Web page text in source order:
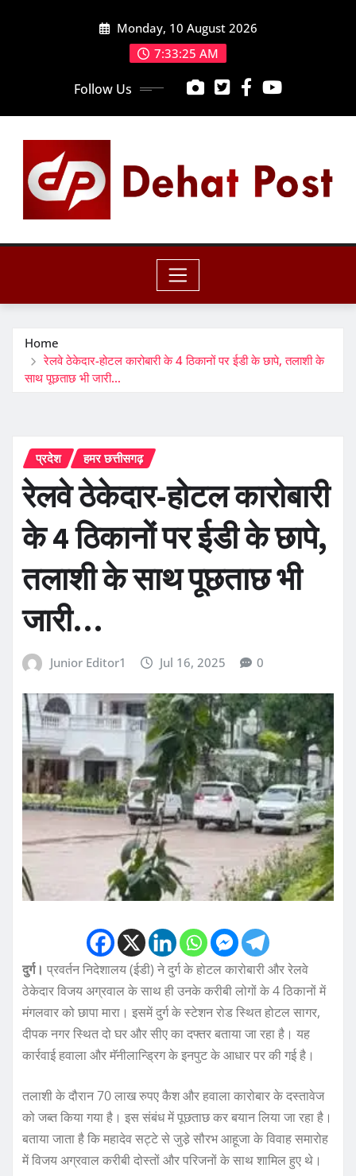
Monday, 10 August 2026
7:33:27 AM
Follow Us
Home
रेलवे ठेकेदार-होटल कारोबारी के 4 ठिकानों पर ईडी के छापे, तलाशी के
साथ पूछताछ भी जारी…
प्रदेश हमर छत्तीसगढ़
रेलवे ठेकेदार-होटल कारोबारी
के 4 ठिकानों पर ईडी के छापे,
तलाशी के साथ पूछताछ भी
जारी…
Junior Editor1 Jul 16, 2025 0
दुर्ग। प्रवर्तन निदेशालय (ईडी) ने दुर्ग के होटल कारोबारी और रेलवे
ठेकेदार विजय अग्रवाल के साथ ही उनके करीबी लोगों के 4 ठिकानों में
मंगलवार को छापा मारा। इसमें दुर्ग के स्टेशन रोड स्थित होटल सागर,
दीपक नगर स्थित दो घर और सीए का दफ्तर बताया जा रहा है। यह
कार्रवाई हवाला और मॅनीलान्ड्रिग के इनपुट के आधार पर की गई है।
तलाशी के दौरान 70 लाख रुपए कैश और हवाला कारोबार के दस्तावेज
को जब्त किया गया है। इस संबंध में पूछताछ कर बयान लिया जा रहा है।
बताया जाता है कि महादेव सट्टे से जुडे़ सौरभ आहूजा के विवाह समारोह
में विजय अग्रवाल करीबी दोस्तों और परिजनों के साथ शामिल हुए थे।